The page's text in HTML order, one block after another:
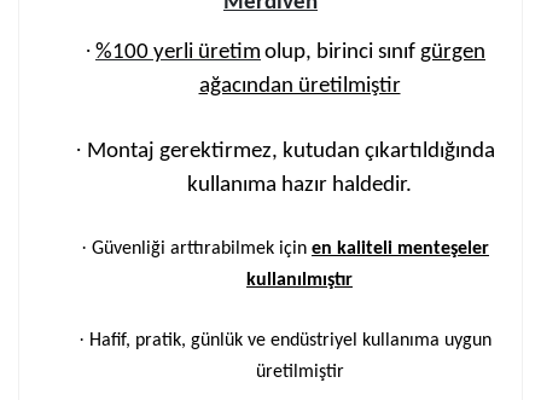
· %100 yerli üretim olup, birinci sınıf gürgen
ağacından üretilmiştir
· Montaj gerektirmez, kutudan çıkartıldığında
kullanıma hazır haldedir.
· Güvenliği arttırabilmek için en kaliteli menteşeler
kullanılmıştır
· Hafif, pratik, günlük ve endüstriyel kullanıma uygun
üretilmiştir